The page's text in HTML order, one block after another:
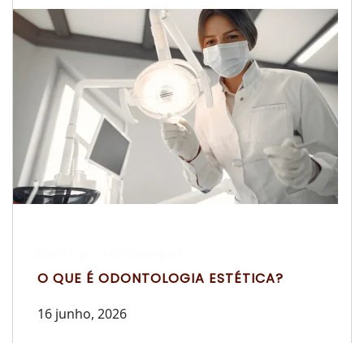
O QUE É ODONTOLOGIA ESTÉTICA?
16 junho, 2026